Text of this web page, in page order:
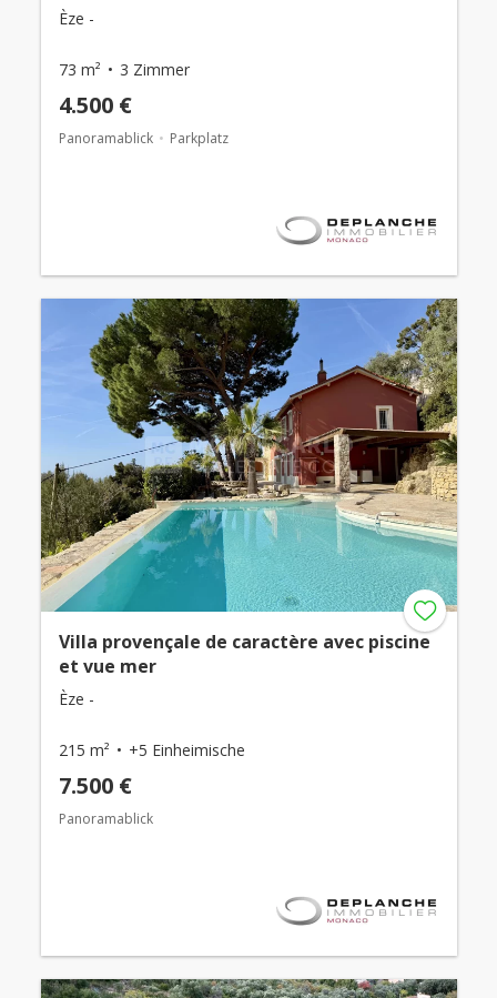
Èze -
73 m² 3 Zimmer
4.500 €
Panoramablick Parkplatz
Villa provençale de caractère avec piscine
et vue mer
Èze -
215 m² +5 Einheimische
7.500 €
Panoramablick